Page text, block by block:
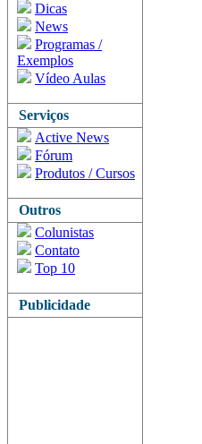
Dicas
News
Programas /
Exemplos
Vídeo Aulas
Serviços
Active News
Fórum
Produtos / Cursos
Outros
Colunistas
Contato
Top 10
Publicidade